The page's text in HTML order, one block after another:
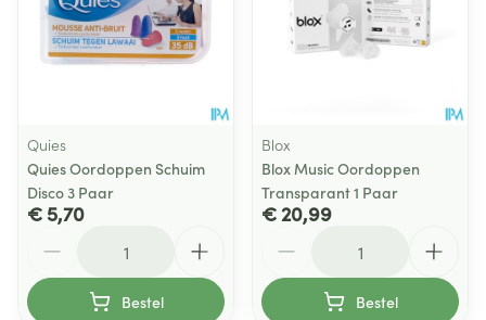
Quies
Quies Oordoppen Schuim
Disco 3 Paar
€ 5,70
Bestel
Blox
Blox Music Oordoppen
Transparant 1 Paar
€ 20,99
Bestel